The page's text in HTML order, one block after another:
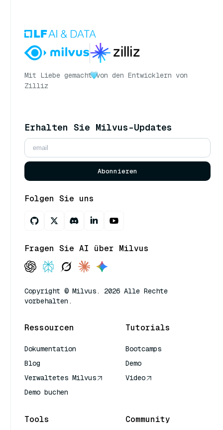
Mit Liebe gemacht von den Entwicklern von
Zilliz
Erhalten Sie Milvus-Updates
Abonnieren
Folgen Sie uns
Fragen Sie AI über Milvus
Copyright © Milvus. 2026 Alle Rechte
vorbehalten.
Ressourcen
Dokumentation
Blog
Verwaltetes Milvus
Demo buchen
Tutorials
Bootcamps
Demo
Video
Tools Community